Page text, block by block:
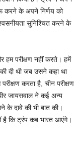
करने के अपने निर्णय को
सुनिश्चित करने के
हम परीक्षण नहीं करते। हमें
दी थी जब उसने कहा था
करता है, चीन परीक्षण
जायसवाल ने कई अन्य
के दावे की भी बात की।
है कि ट्रंप कब भारत आएंगे।